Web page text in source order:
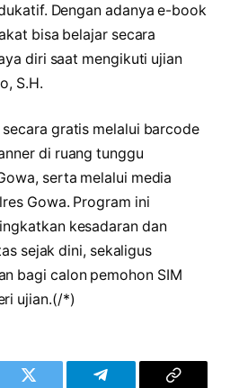
Dengan adanya e-book
bisa belajar secara
diri saat mengikuti ujian
S.H.
gratis melalui barcode
di ruang tunggu
serta melalui media
Gowa. Program ini
kesadaran dan
sejak dini, sekaligus
bagi calon pemohon SIM
ujian.(/*)